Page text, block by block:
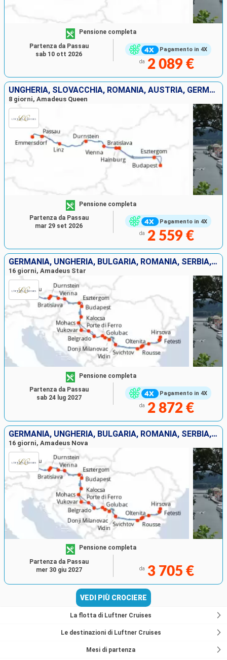
Pagamento in 4X
Pensione completa
da 2 089 €
Partenza da Passau
sab 10 ott 2026
UNGHERIA, SLOVACCHIA, ROMANIA, AUSTRIA, GERMANIA
8 giorni, Amadeus Queen
Pagamento in 4X
Pensione completa
da 2 559 €
Partenza da Passau
mar 29 set 2026
GERMANIA, UNGHERIA, BULGARIA, ROMANIA, SERBIA, CROAZIA, SLOVACCHIA, AUSTRIA
16 giorni, Amadeus Star
Pagamento in 4X
Pensione completa
da 2 872 €
Partenza da Passau
sab 24 lug 2027
GERMANIA, UNGHERIA, BULGARIA, ROMANIA, SERBIA, CROAZIA, SLOVACCHIA, AUSTRIA
16 giorni, Amadeus Nova
Pensione completa
da 3 705 €
Partenza da Passau
mer 30 giu 2027
VEDI PIÙ CROCIERE
La flotta di Luftner Cruises
Le destinazioni di Luftner Cruises
Mesi di partenza